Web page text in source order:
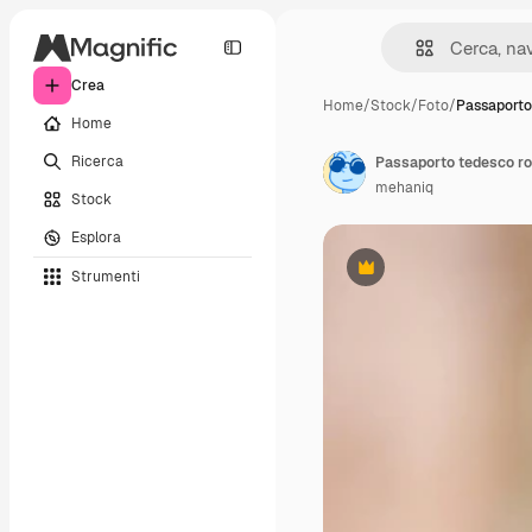
Crea
Home
Ricerca
Stock
Esplora
Strumenti
Home/Stock/Foto/
Premium
mehaniq